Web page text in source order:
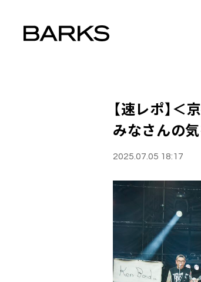
【速レポ】
みなさんの
2025.07.05 18:17